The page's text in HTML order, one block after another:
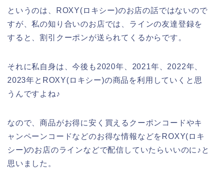
というのは、ROXY(ロキシー)のお店の話ではないので
すが、私の知り合いのお店では、ラインの友達登録を
すると、割引クーポンが送られてくるからです。
それに私自身は、今後も2020年、2021年、2022年、
2023年とROXY(ロキシー)の商品を利用していくと思
うんですよね♪
なので、商品がお得に安く買えるクーポンコードやキ
ャンペーンコードなどのお得な情報などをROXY(ロキ
シー)のお店のラインなどで配信していたらいいのに♪と
思いました。